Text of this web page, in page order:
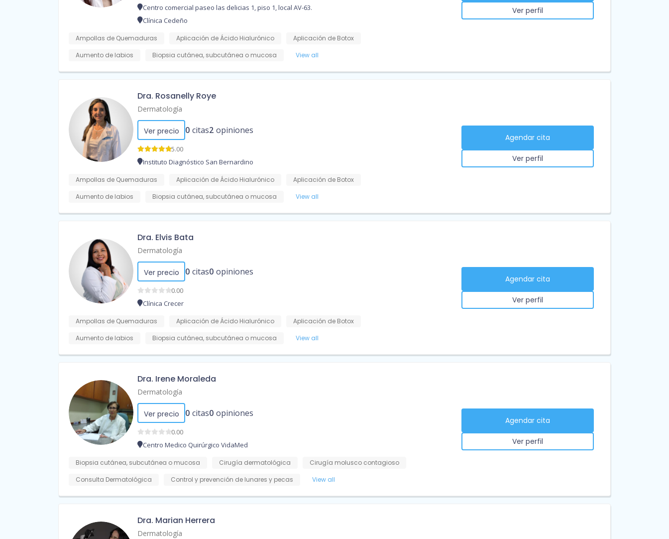
Centro comercial paseo las delicias 1, piso 1, local AV-63.
Clínica Cedeño
Ampollas de Quemaduras Aplicación de Ácido Hialurónico
Aplicación de Botox
Aumento de labios
Biopsia cutánea, subcutánea o mucosa View all
Ver perfil
Dra. Rosanelly Roye
Dermatología
Ver precio 0 citas2 opiniones
5.00
Instituto Diagnóstico San Bernardino
Ampollas de Quemaduras Aplicación de Ácido Hialurónico
Aplicación de Botox
Aumento de labios
Biopsia cutánea, subcutánea o mucosa View all
Agendar cita
Ver perfil
Dra. Elvis Bata
Dermatología
Ver precio 0 citas0 opiniones
0.00
Clínica Crecer
Ampollas de Quemaduras Aplicación de Ácido Hialurónico
Aplicación de Botox
Aumento de labios
Biopsia cutánea, subcutánea o mucosa View all
Agendar cita
Ver perfil
Dra. Irene Moraleda
Dermatología
Ver precio 0 citas0 opiniones
0.00
Centro Medico Quirúrgico VidaMed
Biopsia cutánea, subcutánea o mucosa Cirugía dermatológica
Cirugía molusco contagioso
Consulta Dermatológica
Control y prevención de lunares y pecas View all
Agendar cita
Ver perfil
Dra. Marian Herrera
Dermatología